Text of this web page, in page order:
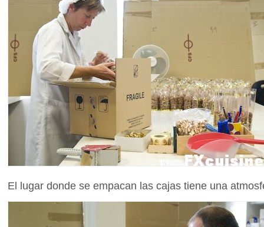
El lugar donde se empacan las cajas tiene una